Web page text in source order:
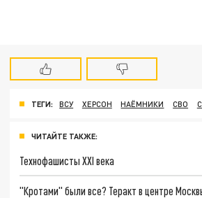
ТЕГИ: ВСУ ХЕРСОН НАЁМНИКИ СВО
ЧИТАЙТЕ ТАКЖЕ:
Технофашисты XXI века
"Кротами" были все? Теракт в центре